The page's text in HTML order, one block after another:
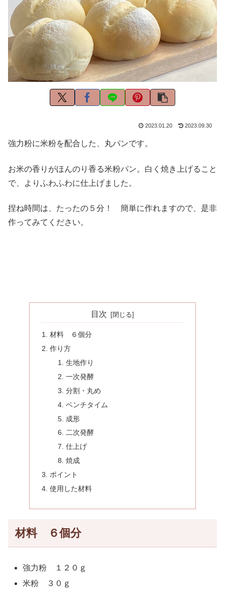
2023.01.20 2023.09.30
強力粉に米粉を配合した、丸パンです。
お米の香りがほんのり香る米粉パン。白く焼き上げること
で、よりふわふわに仕上げました。
捏ね時間は、たったの５分！ 簡単に作れますので、是非
作ってみてください。
目次
材料 ６個分
作り方
生地作り
一次発酵
分割・丸め
ベンチタイム
成形
二次発酵
仕上げ
焼成
ポイント
使用した材料
材料 ６個分
強力粉 １２０ｇ
米粉 ３０ｇ